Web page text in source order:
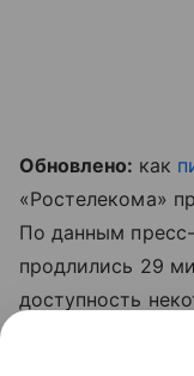
Обновлено: как
«Ростелекома»
По данным
продлились 29
доступность